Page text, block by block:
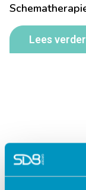
Lees verder